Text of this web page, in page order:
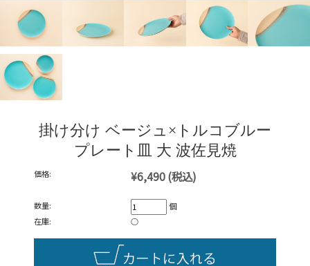
掛け分け ベージュ×トルコブルー
プレート皿 大 波佐見焼
価格: ¥6,490(税込)
数量:
個
在庫:
○